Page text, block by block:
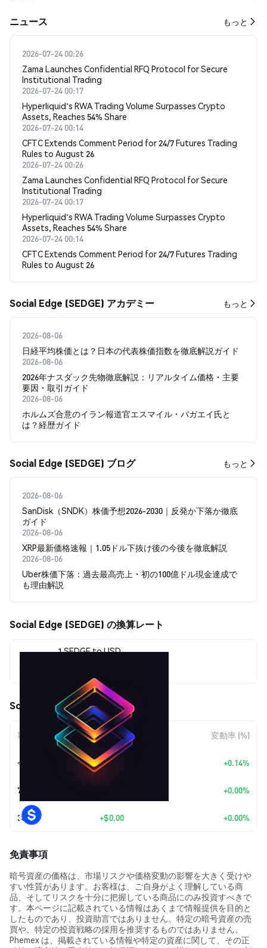
​​ニュース​​ もっと
2026-07-24 00:26
Zama Launches Confidential RFQ Protocol for Secure
Institutional Trading
2026-07-24 00:17
Hyperliquid's RWA Trading Volume Surpasses Crypto
Assets, Reaches 54% Share
2026-07-24 00:14
CFTC Extends Comment Period for 24/7 Futures Trading
Rules to August 26
2026-07-24 00:26
Zama Launches Confidential RFQ Protocol for Secure
Institutional Trading
2026-07-24 00:17
Hyperliquid's RWA Trading Volume Surpasses Crypto
Assets, Reaches 54% Share
2026-07-24 00:14
CFTC Extends Comment Period for 24/7 Futures Trading
Rules to August 26
Social Edge (SEDGE) アカデミー もっと
2026-08-06
日経平均株価とは？日本の代表株価指数を徹底解説ガイド
2026-08-06
2026年ナスダック先物徹底解説：リアルタイム価格・主要
要因・取引ガイド
2026-08-06
ホルムズ合意のイラン報道官エスマイル・バガエイ氏と
は？経歴ガイド
Social Edge (SEDGE) ブログ もっと
2026-08-06
SanDisk（SNDK）株価予想2026-2030｜反発か下落か徹底
ガイド
2026-08-06
XRP最新価格速報｜1.05ドル下抜け後の今後を徹底解説
2026-08-06
Uber株価下落：過去最高売上・初の100億ドル現金達成で
も理由解説
Social Edge (SEDGE) の換算レート
1 SEDGE to USD
Social Edge (SEDGE) の価格変動
期間 金額変動 変動率 (%)
今日 +$0.00002827 +0.14%
7日 +0.00%
30日 +$0.00 +0.00%
免責事項
暗号資産の価格は、市場リスクや価格変動の影響を大きく受けや
すい性質があります。お客様は、ご自身がよく理解している商
品、そしてリスクを十分に把握している商品にのみ投資すべきで
す。本ページに記載されている情報はあくまで情報提供を目的と
したものであり、投資助言ではありません。特定の暗号資産の売
買や、特定の投資戦略の採用を推奨するものではありません。
Phemex は、掲載されている情報や特定の資産に関して、その正